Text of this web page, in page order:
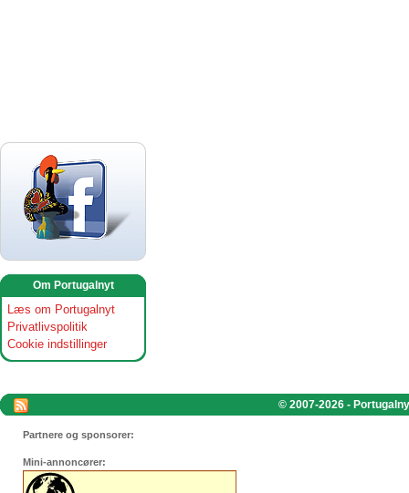
Om Portugalnyt
Læs om Portugalnyt
Privatlivspolitik
Cookie indstillinger
© 2007-2026 -
Partnere og sponsorer:
Mini-annoncører: